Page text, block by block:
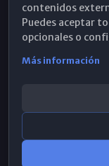
WhatsApp
contenidos
Puedes aceptar
opcionales o
Más información